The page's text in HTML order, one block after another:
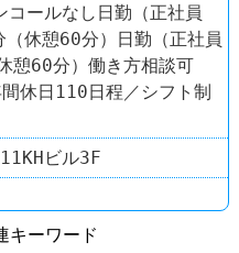
ールなし日勤（正社員
休憩60分）日勤（正社員
憩60分）働き方相談可
休日110日程／シフト制
ビル3F
キーワード